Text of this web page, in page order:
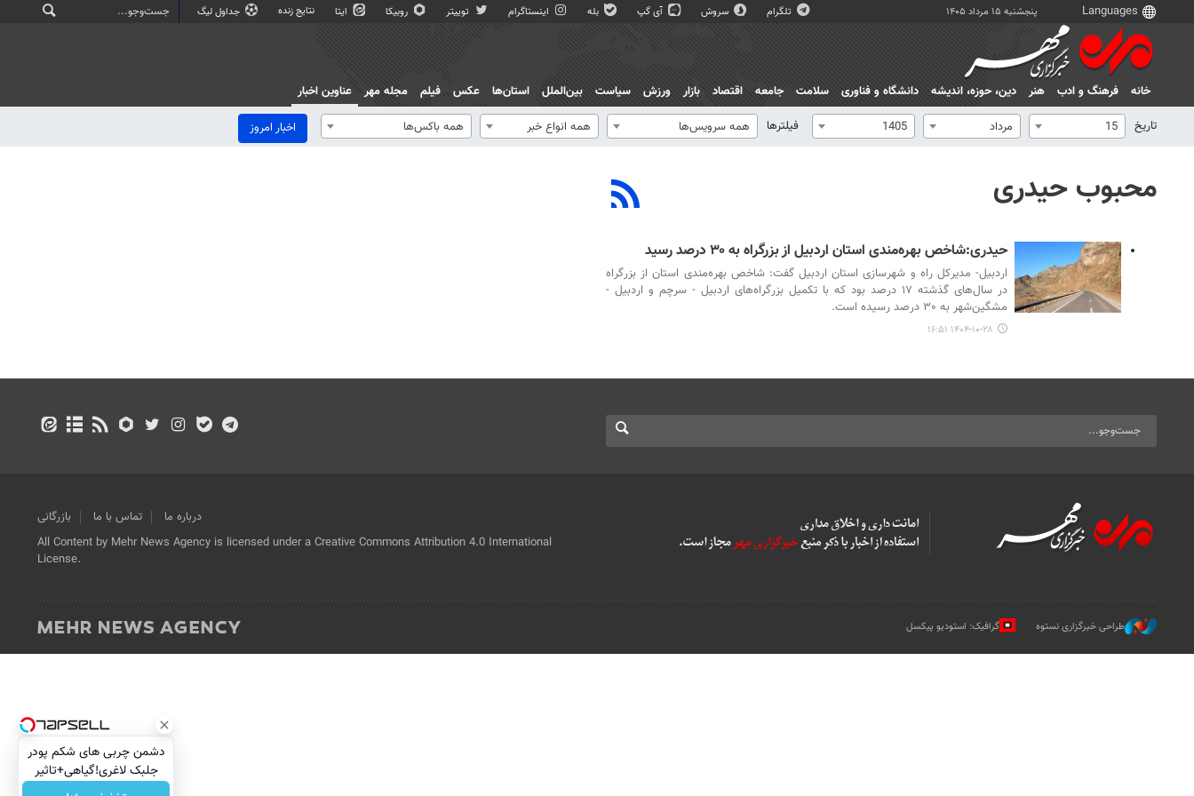
پنجشنبه ۱۵ مرداد ۱۴۰۵ تلگرام سروش آی گپ بله اینستاگرام توییتر روبیکا ایتا نتایج زنده جداول لیگ
خانه فرهنگ و ادب هنر دين، حوزه، انديشه دانشگاه و فناوری سلامت جامعه اقتصاد بازار ورزش سیاست بین‌الملل استان‌ها عکس فیلم مجله مهر
عناوین اخبار
تاریخ
15 مرداد 1405 فیلترها همه سرویس‌ها همه انواع خبر همه باکس‌ها اخبار امروز
محبوب حیدری
حیدری:شاخص بهره‌مندی استان اردبیل از بزرگراه به ۳۰ درصد رسید
اردبیل- مدیرکل راه و شهرسازی استان اردبیل گفت: شاخص بهره‌مندی استان از بزرگراه
در سال‌های گذشته ۱۷ درصد بود که با تکمیل بزرگراه‌های اردبیل - سرچم و اردبیل -
مشگین‌شهر به ۳۰ درصد رسیده است.
۱۴۰۴-۱۰-۲۸ ۱۶:۵۱
درباره ما تماس با ما
بازرگانی
All Content by Mehr News Agency is licensed under a Creative Commons Attribution 4.0 International
License.
طراحی خبرگزاری نستوه گرافیک: استودیو پیکسل
دشمن چربی های شکم پودر
جلبک لاغری!گیاهی+تاثیر
فوری